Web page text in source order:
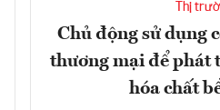
Thị
Chủ động sử dụng
thương mại để phát
hóa chất